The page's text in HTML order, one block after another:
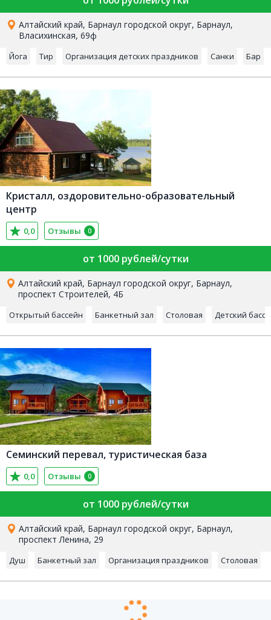
Алтайский край, Барнаул городской округ, Барнаул,
Власихинская, 69ф
Йога Тир Организация детских праздников Санки Бар
Кристалл, оздоровительно-образовательный
центр
0,0 Отзывы 0
от 1000 рублей/сутки
Алтайский край, Барнаул городской округ, Барнаул,
проспект Строителей, 4Б
Открытый бассейн Банкетный зал Столовая Детский
Семинский перевал, туристическая база
0,0 Отзывы 0
от 1000 рублей/сутки
Алтайский край, Барнаул городской округ, Барнаул,
проспект Ленина, 29
Душ Банкетный зал Организация праздников Столовая